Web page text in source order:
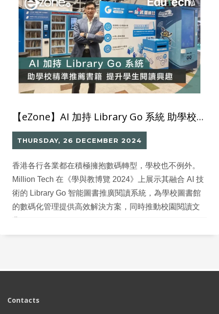
【eZone】AI 加持 Library Go 系統 助學校精準推薦書籍提升學生閱讀興趣
THURSDAY, 26 DECEMBER 2024
香港各行各業都在積極擁抱數碼轉型，學校也不例外。
Million Tech 在《學與教博覽 2024》上展示其融合 AI 技
術的 Library Go 智能圖書推廣閱讀系統，為學校圖書館
的數碼化管理提供高效解決方案，同時推動校園閱讀文
Contacts